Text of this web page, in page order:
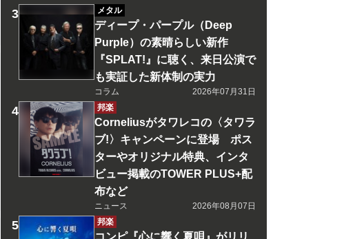
メタル
ディープ・パープル（Deep
Purple）の素晴らしい新作
『SPLAT!』に聴く、来日公演で
も実証した新体制の実力
コラム
2026年07月31日
邦楽
Corneliusがタワレコの〈タワラ
ブ!〉キャンペーンに登場 ポス
ターやオリジナル特典、インタ
ビュー掲載のTOWER PLUS+配
布など
ニュース
2026年08月07日
邦楽
コンピ『心に響く夏唄』がリリ